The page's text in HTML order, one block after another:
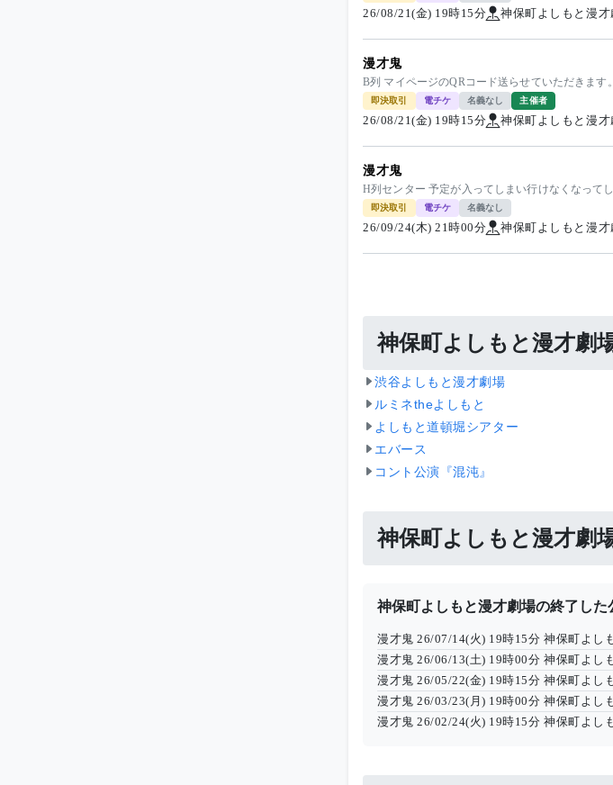
26/08/21(金) 19時15分 神保町よしもと漫
漫才鬼
B列 マイページのQRコード送らせていただきます。
即決取引 電チケ 名義なし 主催者
26/08/21(金) 19時15分 神保町よしもと漫
漫才鬼
H列センター 予定が入ってしまい行けなくなって
即決取引 電チケ 名義なし
26/09/24(木) 21時00分 神保町よしもと漫
神保町よしもと漫才劇
渋谷よしもと漫才劇場
ルミネtheよしもと
よしもと道頓堀シアター
エバース
コント公演『混沌』
神保町よしもと漫才劇
神保町よしもと漫才劇場の終了し
漫才鬼 26/07/14(火) 19時15分 神保町よし
漫才鬼 26/06/13(土) 19時00分 神保町よし
漫才鬼 26/05/22(金) 19時15分 神保町よし
漫才鬼 26/03/23(月) 19時00分 神保町よし
漫才鬼 26/02/24(火) 19時15分 神保町よし